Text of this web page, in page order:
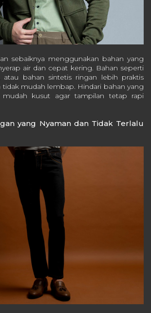
sebaiknya menggunakan bahan yang
air dan cepat kering. Bahan seperti
atau bahan sintetis ringan lebih praktis
tidak mudah lembap. Hindari bahan yang
kusut agar tampilan tetap rapi
yang Nyaman dan Tidak Terlalu